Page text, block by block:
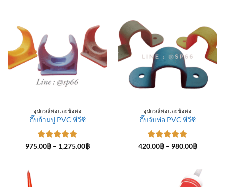
อุปกรณ์ท่อและข้อต่อ
กิ๊บก้ามปู PVC พีวีซี
ให้คะแนน
975.00฿ – 1,275.00฿Price
อุปกรณ์ท่อและข้อต่อ
กิ๊บจับท่อ PVC พีวีซี
ให้คะแนน
420.00฿ – 980.00฿Price
980.00฿